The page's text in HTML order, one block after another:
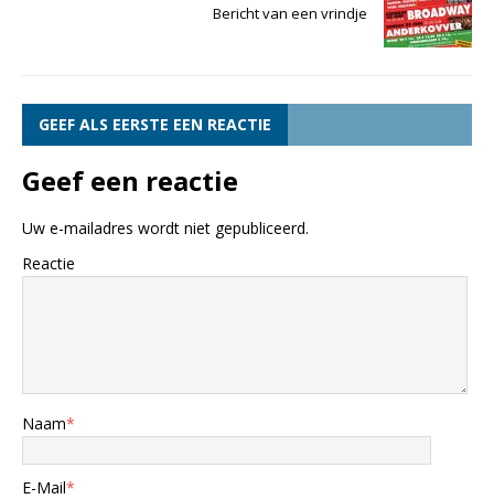
Bericht van een vrindje
GEEF ALS EERSTE EEN REACTIE
Geef een reactie
Uw e-mailadres wordt niet gepubliceerd.
Reactie
Naam*
E-Mail*